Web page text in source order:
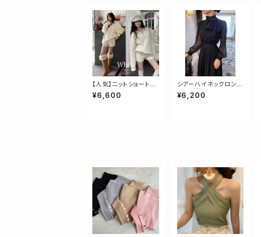
【人気】ニットショートパ
ンツセットアップ
¥6,600
シアーハイネックロング
ワンピース
¥6,200